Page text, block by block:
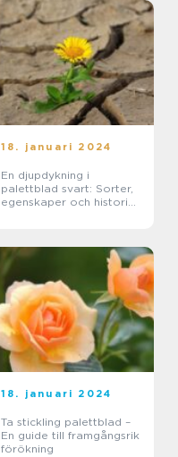
18. januari 2024
En djupdykning i
palettblad svart: Sorter,
egenskaper och historisk
18. januari 2024
Ta stickling palettblad –
En guide till framgångsrik
förökning